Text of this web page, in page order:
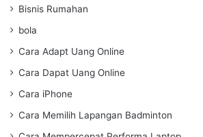
Bisnis Rumahan
bola
Cara Adapt Uang Online
Cara Dapat Uang Online
Cara iPhone
Cara Memilih Lapangan Badminton